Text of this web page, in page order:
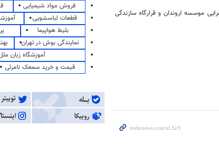
موسسه اروندان و قرارگاه سازندگی
فروش مواد شیمیایی
قطعات لباسشویی
بلیط هواپیما
نمایندگی بوش در تهران
آموزشگاه زبان
قیمت و خرید سمعک نامرئی